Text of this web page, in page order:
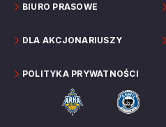
BIURO PRASOWE
DLA AKCJONARIUSZY
POLITYKA PRYWATNOŚCI